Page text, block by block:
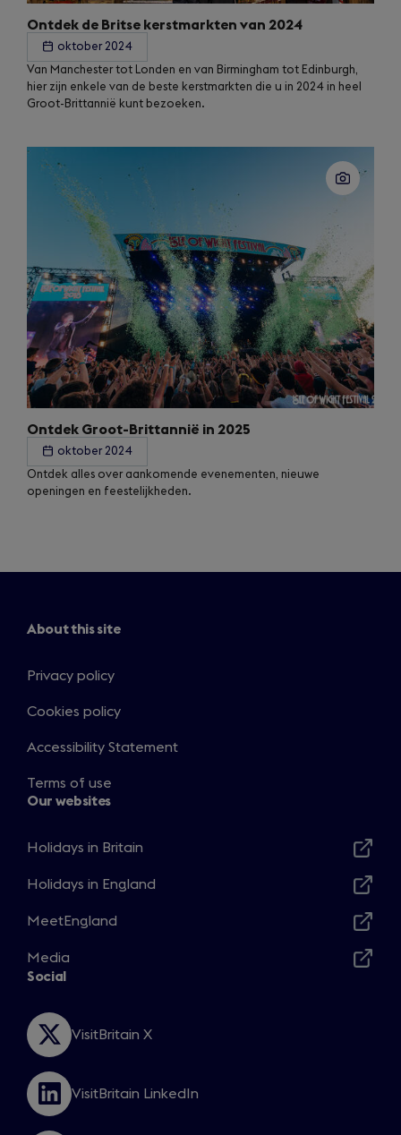
Ontdek de Britse kerstmarkten van 2024
oktober 2024
Van Manchester tot Londen en van Birmingham tot Edinburgh,
hier zijn enkele van de beste kerstmarkten die u in 2024 in heel
Groot-Brittannië kunt bezoeken.
Ontdek Groot-Brittannië in 2025
oktober 2024
Ontdek alles over aankomende evenementen, nieuwe
openingen en feestelijkheden.
About this site
Privacy policy
Cookies policy
Accessibility Statement
Terms of use
Our websites
Holidays in Britain
in
new
Holidays in England
in
new
window
MeetEngland
in
a
window
Media
Opens
new
window
Social
VisitBritain X
Opens
a
new
window
VisitBritain LinkedIn
Opens